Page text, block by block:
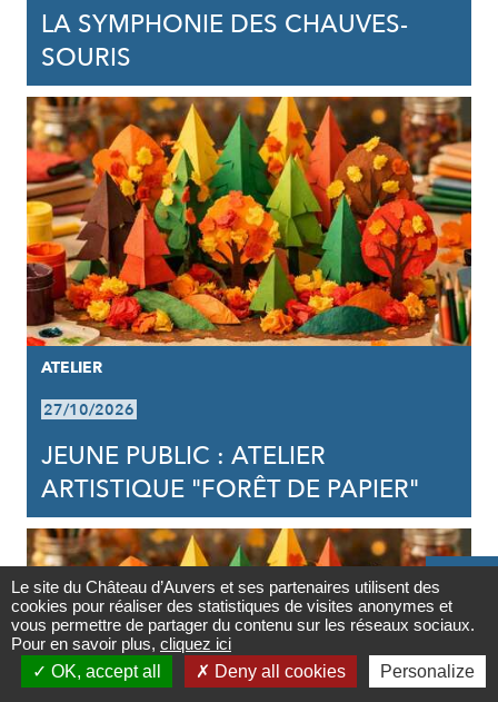
Contact

Newsletter
LA SYMPHONIE DES CHAUVES-
SOURIS
ATELIER
27/10/2026
JEUNE PUBLIC : ATELIER
ARTISTIQUE "FORÊT DE PAPIER"
Le site du Château d’Auvers et ses partenaires utilisent des
cookies pour réaliser des statistiques de visites anonymes et
vous permettre de partager du contenu sur les réseaux sociaux.
Pour en savoir plus, cliquez ici
OK, accept all
Deny all cookies Personalize